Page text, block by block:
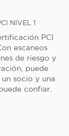
NIVEL 1
PCI
escaneos
de riesgo y
puede
socio y una
confiar.